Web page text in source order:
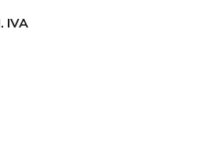
de
IVA